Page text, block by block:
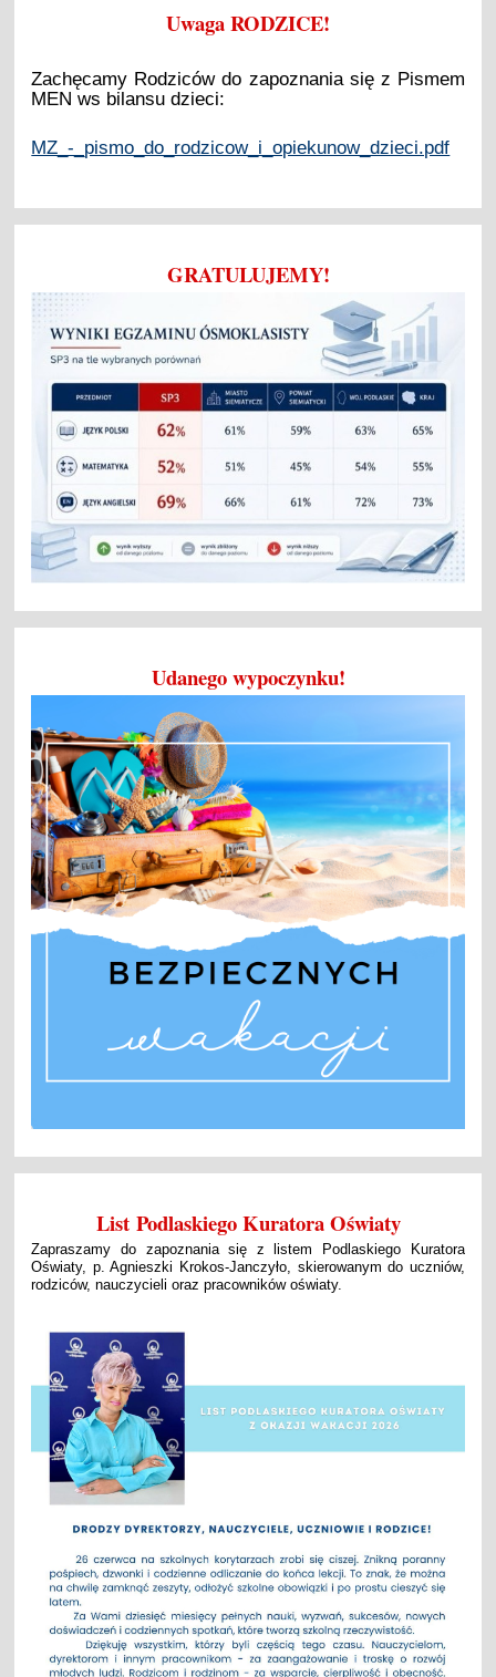
Uwaga RODZICE!
Zachęcamy Rodziców do zapoznania się z Pismem
MEN ws bilansu dzieci:
MZ_-_pismo_do_rodzicow_i_opiekunow_dzieci.pdf
GRATULUJEMY!
Udanego wypoczynku!
List Podlaskiego Kuratora Oświaty
Zapraszamy do zapoznania się z listem
Podlaskiego Kuratora
Oświaty, p. Agnieszki Krokos-Janczyło, skierowanym do uczniów,
rodziców, nauczycieli oraz pracowników oświaty.